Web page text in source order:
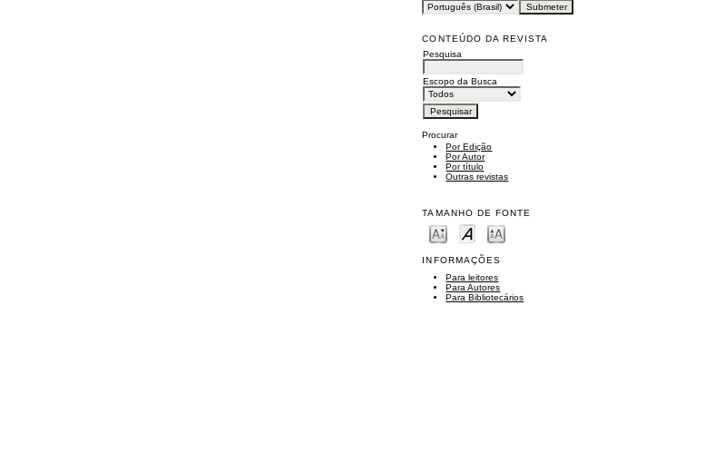
CONTEÚDO DA REVISTA
Pesquisa
Escopo da Busca
Procurar
Por Edição
Por Autor
Por título
Outras revistas
TAMANHO DE FONTE
INFORMAÇÕES
Para leitores
Para Autores
Para Bibliotecários